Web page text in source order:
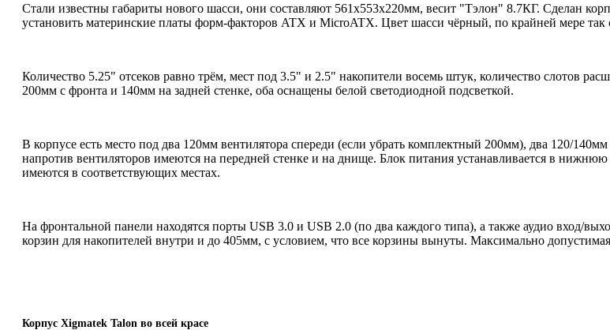
Стали известны габариты нового шасси, они составляют 561x553x220мм, весит "Тэлон" 8.7КГ. Сделан
установить материнские платы форм-факторов ATX и MicroATX. Цвет шасси чёрный, по крайней мере так
Количество 5.25" отсеков равно трём, мест под 3.5" и 2.5" накопители восемь штук, количество слотов
200мм с фронта и 140мм на задней стенке, оба оснащены белой светодиодной подсветкой.
В корпусе есть место под два 120мм вентилятора спереди (если убрать комплектный 200мм), два 120/
напротив вентиляторов имеются на передней стенке и на днище. Блок питания устанавливается в
имеются в соответствующих местах.
На фронтальной панели находятся порты USB 3.0 и USB 2.0 (по два каждого типа), а также аудио вход/
корзин для накопителей внутри и до 405мм, с условием, что все корзины вынуты. Максимально
Корпус Xigmatek Talon во всей красе